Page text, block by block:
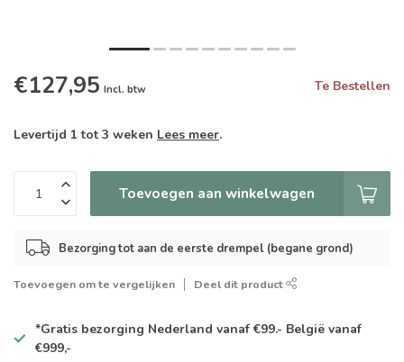
€127,95 Incl. btw Te Bestellen
Levertijd 1 tot 3 weken Lees meer.
Toevoegen aan winkelwagen
Bezorging tot aan de eerste drempel (begane grond)
Toevoegen om te vergelijken Deel dit product
*Gratis bezorging Nederland vanaf €99.- België vanaf
€999,-